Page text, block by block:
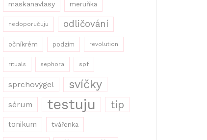
maskanavlasy meruňka
nedoporučuju odličování
očníkrém podzim revolution
rituals sephora spf
sprchovýgel svíčky
sérum testuju tip
tonikum tvářenka